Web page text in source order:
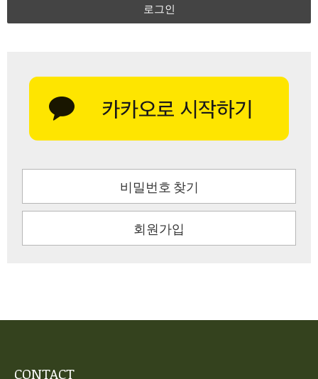
로그인
비밀번호 찾기
회원가입
CONTACT